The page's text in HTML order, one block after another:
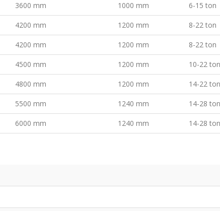
3600 mm 1000 mm 6-15 ton
4200 mm 1200 mm 8-22 ton
4200 mm 1200 mm 8-22 ton
4500 mm 1200 mm 10-22 ton
4800 mm 1200 mm 14-22 ton
5500 mm 1240 mm 14-28 ton
6000 mm 1240 mm 14-28 ton